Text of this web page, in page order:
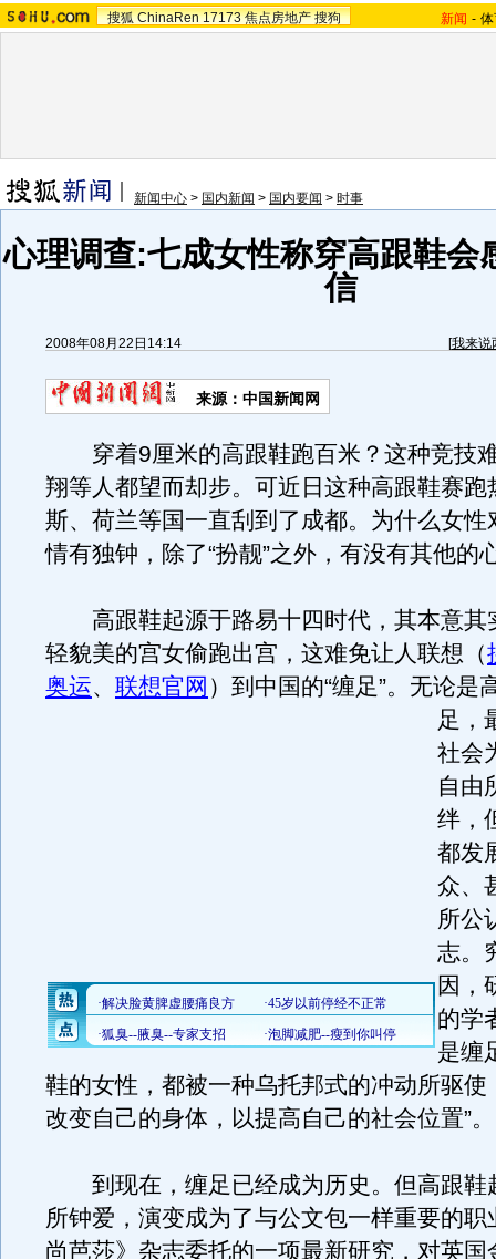
搜狐 ChinaRen 17173 焦点房地产 搜狗 新闻 -
新闻中心 > 国内新闻 > 国内要闻 > 时事
心理调查:七成女性称穿高跟鞋会
信
2008年08月22日14:14 [我来说
来源：中国新闻网
穿着9厘米的高跟鞋跑百米？这种竞技
翔等人都望而却步。可近日这种高跟鞋赛跑
斯、荷兰等国一直刮到了成都。为什么女性
情有独钟，除了“扮靓”之外，有没有其他的
高跟鞋起源于路易十四时代，其本意其
轻貌美的宫女偷跑出宫，这难免让人联想（
奥运、 联想官网 ）到中国的“缠足”。 无论是
足，
社会
自由
绊，
都发
众、
所公
志。
因，
的学
是缠
鞋的女性，都被一种乌托邦式的冲动所驱使
改变自己的身体，以提高自己的社会位置”。
到现在，缠足已经成为历史。但高跟鞋
所钟爱，演变成为了与公文包一样重要的职
尚芭莎》杂志委托的一项最新研究，对英国